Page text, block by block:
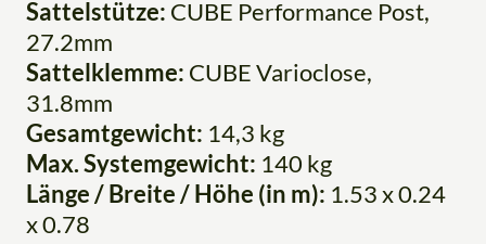
Sattelstütze: CUBE Performance Post,
27.2mm
Sattelklemme: CUBE Varioclose,
31.8mm
Gesamtgewicht: 14,3 kg
Max. Systemgewicht: 140 kg
Länge / Breite / Höhe (in m): 1.53 x 0.24
x 0.78